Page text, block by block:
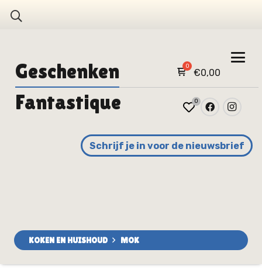
Geschenken €0,00
Fantastique 0
Schrijf je in voor de nieuwsbrief
KOKEN EN HUISHOUD MOK